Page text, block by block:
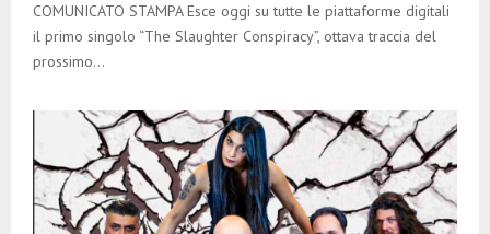
COMUNICATO STAMPA Esce oggi su tutte le piattaforme digitali
il primo singolo “The Slaughter Conspiracy”, ottava traccia del
prossimo...